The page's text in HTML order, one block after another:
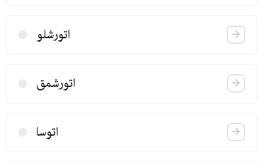
اتورشلو
اتورشمق
اتوسا